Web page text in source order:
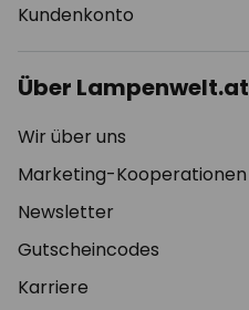
Kundenkonto
Über Lampenwelt.at
Wir über uns
Marketing-Kooperationen
Newsletter
Gutscheincodes
Karriere